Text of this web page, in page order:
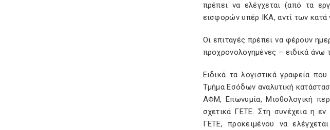
πρέπει να ελέγχεται (από τα
εισφορών υπέρ ΙΚΑ, αντί των
Οι επιταγές πρέπει να φέρουν
προχρονολογημένες – ειδικά άνω
Ειδικά τα λογιστικά γραφεία
Τμήμα Εσόδων αναλυτική
ΑΦΜ, Επωνυμία, Μισθολογική
σχετικά ΓΕΤΕ. Στη συνέχεια η
ΓΕΤΕ, προκειμένου να